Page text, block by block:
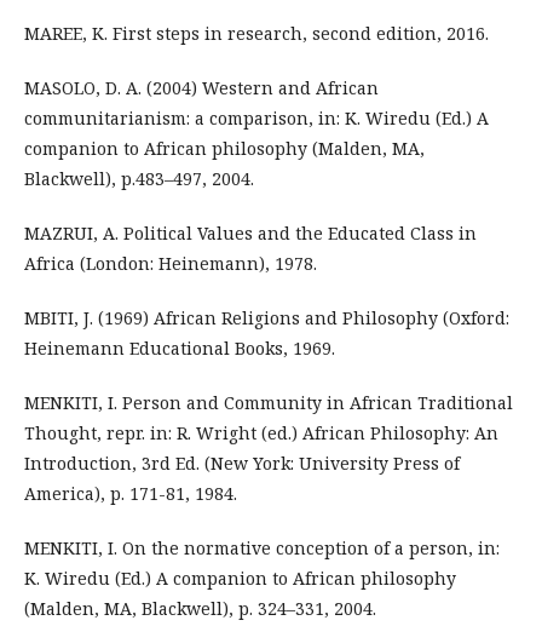
MAREE, K. First steps in research, second edition, 2016.
MASOLO, D. A. (2004) Western and African
communitarianism: a comparison, in: K. Wiredu (Ed.) A
companion to African philosophy (Malden, MA,
Blackwell), p.483–497, 2004.
MAZRUI, A. Political Values and the Educated Class in
Africa (London: Heinemann), 1978.
MBITI, J. (1969) African Religions and Philosophy (Oxford:
Heinemann Educational Books, 1969.
MENKITI, I. Person and Community in African Traditional
Thought, repr. in: R. Wright (ed.) African Philosophy: An
Introduction, 3rd Ed. (New York: University Press of
America), p. 171-81, 1984.
MENKITI, I. On the normative conception of a person, in:
K. Wiredu (Ed.) A companion to African philosophy
(Malden, MA, Blackwell), p. 324–331, 2004.